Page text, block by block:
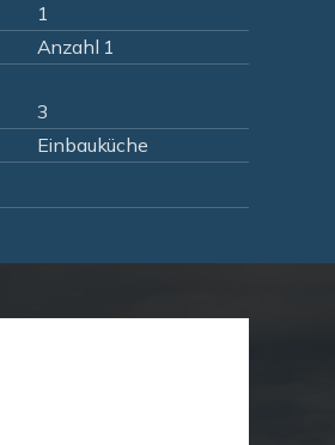
1
Anzahl 1
3
Einbauküche